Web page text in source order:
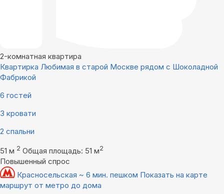
2-комнатная квартира
Квартирка Любимая в старой Москве рядом с Шоколадной
Фабрикой
6 гостей
3 кровати
2 спальни
51 м 2 Общая площадь: 51 м2
Повышенный спрос
Красносельская ~ 6 мин. пешком Показать на карте
маршрут от метро до дома